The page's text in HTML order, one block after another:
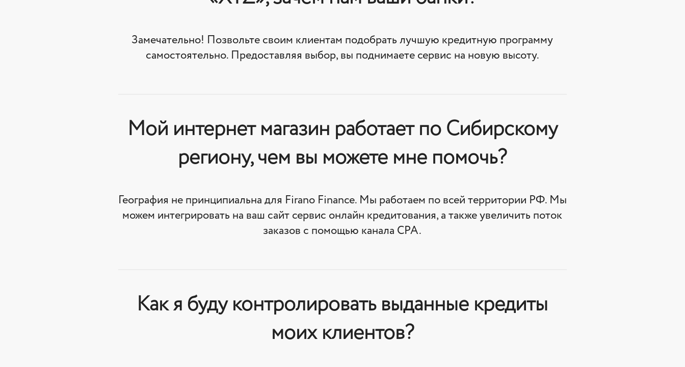
Замечательно! Позвольте своим клиентам подобрать лучшую кредитную программу
самостоятельно. Предоставляя выбор, вы поднимаете сервис на новую высоту.
Мой интернет магазин работает по Сибирскому
региону, чем вы можете мне помочь?
География не принципиальна для Firano Finance. Мы работаем по всей территории РФ. Мы
можем интегрировать на ваш сайт сервис онлайн кредитования, а также увеличить поток
заказов с помощью канала CPA.
Как я буду контролировать выданные кредиты
моих клиентов?